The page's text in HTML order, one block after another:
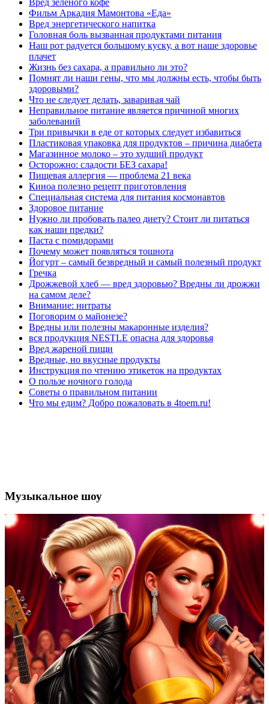
Вред зелёного кофе
Фильм Аркадия Мамонтова «Еда»
Вред энергетического напитка
Головная боль вызванная продуктами питания
Наш рот радуется большому куску, а вот наше здоровье
плачет
Жизнь без сахара, а правильно ли это?
Помнят ли наши гены, что мы должны есть, чтобы быть
здоровыми?
Что не следует делать, заваривая чай
Неправильное питание является причиной многих
заболеваний
Три привычки в еде от которых следует избавиться
Пластиковая упаковка для продуктов – причина диабета
Магазинное молоко – это худший продукт
Осторожно: сладости БЕЗ сахара!
Пищевая аллергия — проблема 21 века
Киноа полезно рецепт приготовления
Специальная система для питания космонавтов
Здоровое питание
Нужно ли пробовать палео диету? Стоит ли питаться
как наши предки?
Паста с помидорами
Почему может появляться тошнота
Йогурт – самый безвредный и самый полезный продукт
Гречка
Дрожжевой хлеб — вред здоровью? Вредны ли дрожжи
на самом деле?
Внимание: нитраты
Поговорим о майонезе?
Вредны или полезны макаронные изделия?
вся продукция NESTLE опасна для здоровья
Вред жареной пищи
Вредные, но вкусные продукты
Инструкция по чтению этикеток на продуктах
О пользе ночного голода
Советы о правильном питании
Что мы едим? Добро пожаловать в 4toem.ru!
Музыкальное шоу